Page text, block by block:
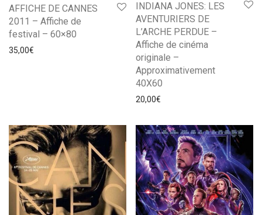
AFFICHE DE CANNES
2011 – Affiche de
festival – 60×80
35,00€
INDIANA JONES: LES
AVENTURIERS DE
L’ARCHE PERDUE –
Affiche de cinéma
originale –
Approximativement
40X60
20,00€